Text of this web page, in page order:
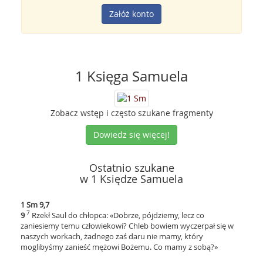
Załóż konto
1 Księga Samuela
Zobacz wstęp i często szukane fragmenty
Dowiedz się więcej!
Ostatnio szukane
w 1 Księdze Samuela
1 Sm 9,7
97 Rzekł Saul do chłopca: «Dobrze, pójdziemy, lecz co
zaniesiemy temu człowiekowi? Chleb bowiem wyczerpał się w
naszych workach, żadnego zaś daru nie mamy, który
moglibyśmy zanieść mężowi Bożemu. Co mamy z sobą?»